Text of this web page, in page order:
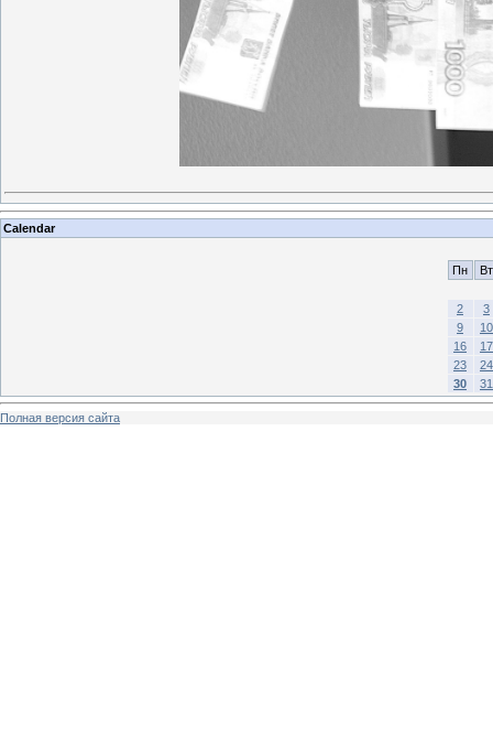
Calendar
Пн Вт
2
3
9
10
16
17
23
24
30
31
Полная версия сайта